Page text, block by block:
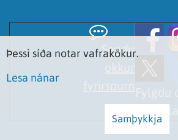
Sendu
Þessi síða notar vafrakökur.
Lesa nánar
Samþykkja